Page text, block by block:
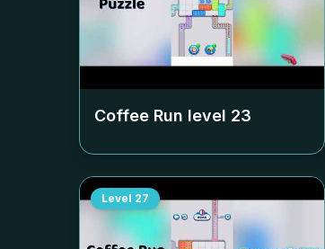
Coffee Run level 23
Level 27